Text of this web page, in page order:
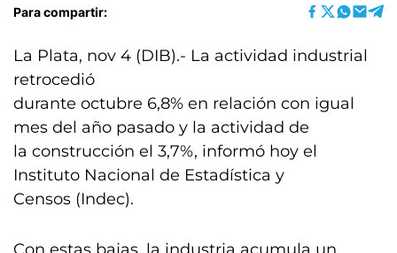
Para compartir:
La Plata, nov 4 (DIB).- La actividad industrial
retrocedió
durante octubre 6,8% en relación con igual
mes del año pasado y la actividad de
la construcción el 3,7%, informó hoy el
Instituto Nacional de Estadística y
Censos (Indec).